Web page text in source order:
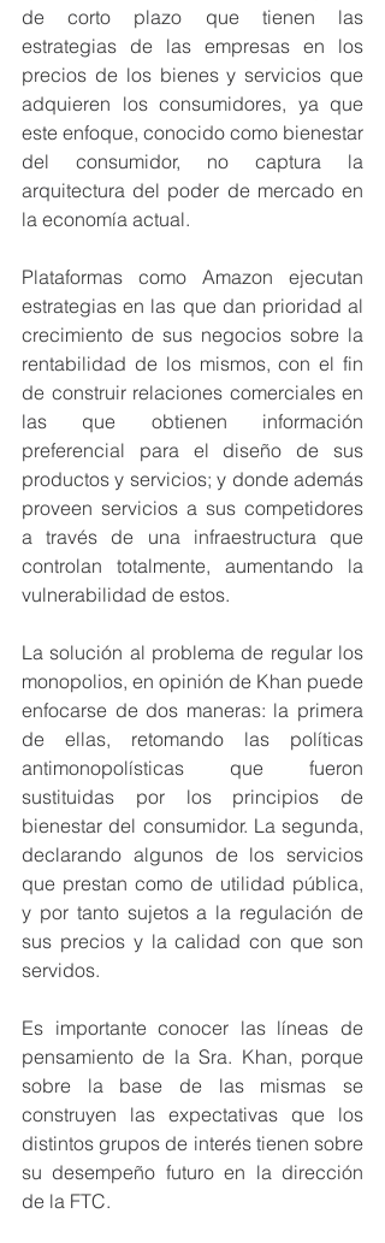
de corto plazo que tienen las
estrategias de las empresas en los
precios de los bienes y servicios que
adquieren los consumidores, ya que
este enfoque, conocido como bienestar
del consumidor, no captura la
arquitectura del poder de mercado en
la economía actual.
Plataformas como Amazon ejecutan
estrategias en las que dan prioridad al
crecimiento de sus negocios sobre la
rentabilidad de los mismos, con el fin
de construir relaciones comerciales en
las que obtienen información
preferencial para el diseño de sus
productos y servicios; y donde además
proveen servicios a sus competidores
a través de una infraestructura que
controlan totalmente, aumentando la
vulnerabilidad de estos.
La solución al problema de regular los
monopolios, en opinión de Khan puede
enfocarse de dos maneras: la primera
de ellas, retomando las políticas
antimonopolísticas que fueron
sustituidas por los principios de
bienestar del consumidor. La segunda,
declarando algunos de los servicios
que prestan como de utilidad pública,
y por tanto sujetos a la regulación de
sus precios y la calidad con que son
servidos.
Es importante conocer las líneas de
pensamiento de la Sra. Khan, porque
sobre la base de las mismas se
construyen las expectativas que los
distintos grupos de interés tienen sobre
su desempeño futuro en la dirección
de la FTC.